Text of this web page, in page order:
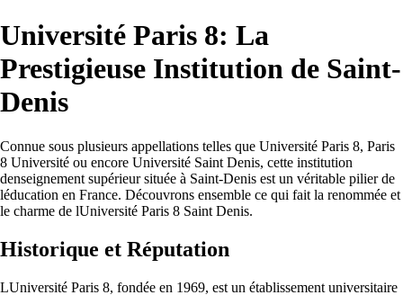
Université Paris 8: La
Prestigieuse Institution de Saint-
Denis
Connue sous plusieurs appellations telles que Université Paris 8, Paris
8 Université ou encore Université Saint Denis, cette institution
denseignement supérieur située à Saint-Denis est un véritable pilier de
léducation en France. Découvrons ensemble ce qui fait la renommée et
le charme de lUniversité Paris 8 Saint Denis.
Historique et Réputation
LUniversité Paris 8, fondée en 1969, est un établissement universitaire